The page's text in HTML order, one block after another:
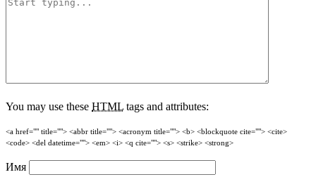
You may use these HTML tags and attributes:
<a href="" title=""> <abbr title=""> <acronym title=""> <b> <blockquote cite=""> <cite>
<code> <del datetime=""> <em> <i> <q cite=""> <s> <strike> <strong>
Имя